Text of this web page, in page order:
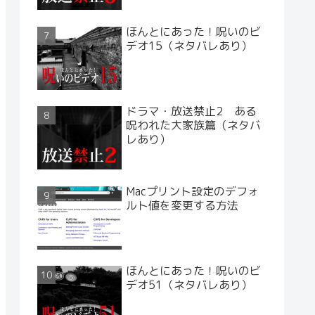
ほんとにあった！呪いのビ
デオ15（ネタバレあり）
ドラマ・放送禁止2 ある
呪われた大家族篇（ネタバ
レあり）
Macプリント設定のデフォ
ルト値を変更する方法
ほんとにあった！呪いのビ
デオ51（ネタバレあり）